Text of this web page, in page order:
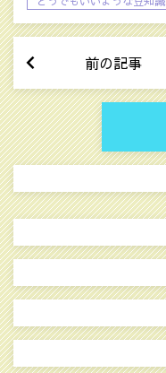
前の記事